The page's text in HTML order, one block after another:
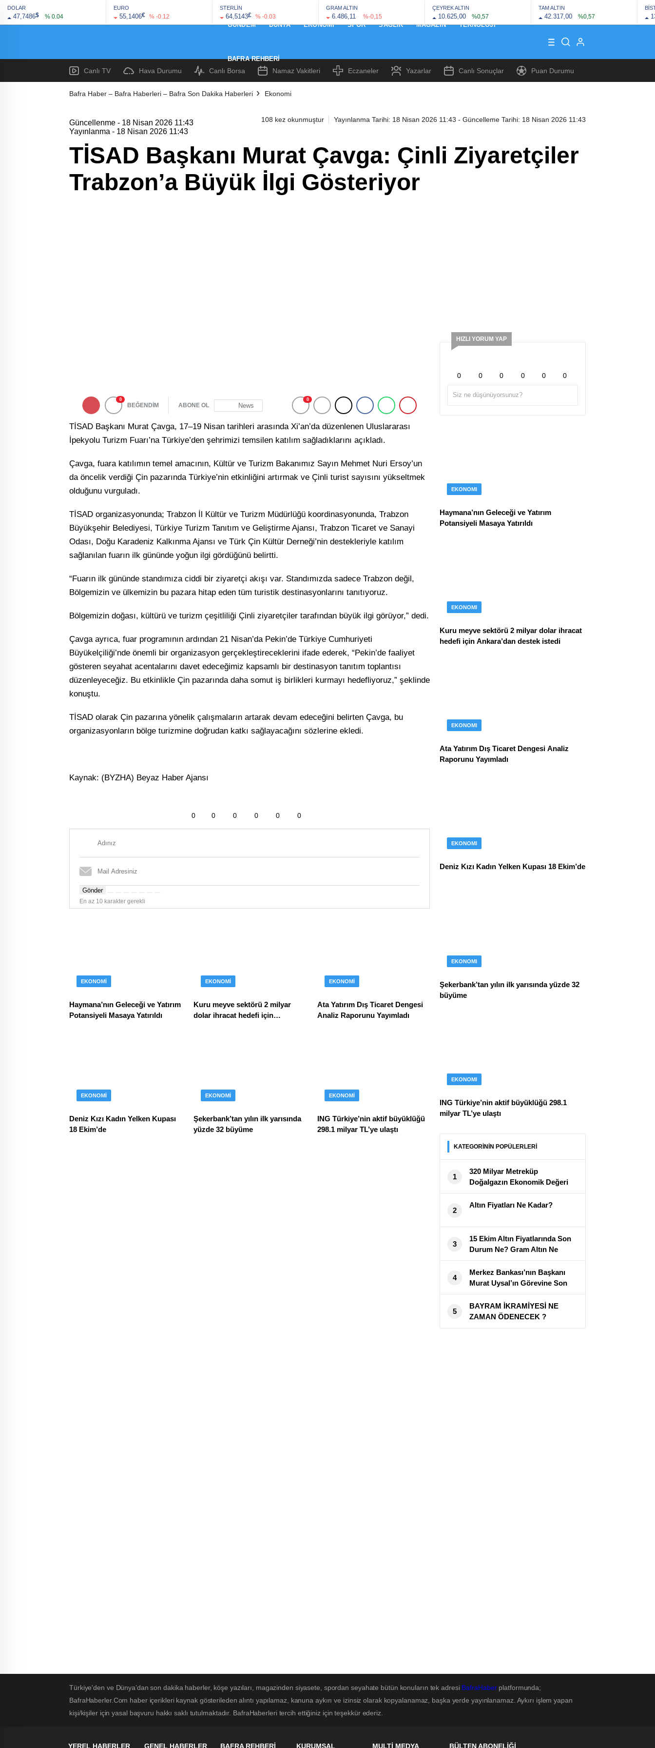
DOLAR
47,7486$ % 0.04
EURO
55,1406€ % -0.12
STERLİN
64,5143£ % -0.03
GRAM ALTIN
6.486,11 %-0,15
ÇEYREK ALTIN
10.625,00 %0,57
TAM ALTIN
42.317,00 %0,57
GÜNDEM
DÜNYA EKONOMI SPOR SAĞLIK MAGAZIN TEKNOLOJI
BAFRA REHBERI
Canlı TV Hava Durumu Canlı Borsa Namaz Vakitleri Eczaneler Yazarlar Canlı Sonuçlar Puan Durumu
Bafra Haber – Bafra Haberleri – Bafra Son Dakika Haberleri Ekonomi
108 kez okunmuştur Yayınlanma Tarihi: 18 Nisan 2026 11:43 - Güncelleme Tarihi: 18 Nisan 2026 11:43
Güncellenme - 18 Nisan 2026 11:43
Yayınlanma - 18 Nisan 2026 11:43
TİSAD Başkanı Murat Çavga: Çinli Ziyaretçiler
Trabzon’a Büyük İlgi Gösteriyor
0
BEĞENDİM ABONE OL News
0
TİSAD Başkanı Murat Çavga, 17–19 Nisan tarihleri arasında Xi’an’da düzenlenen Uluslararası
İpekyolu Turizm Fuarı’na Türkiye’den şehrimizi temsilen katılım sağladıklarını açıkladı.
Çavga, fuara katılımın temel amacının, Kültür ve Turizm Bakanımız Sayın Mehmet Nuri Ersoy’un
da öncelik verdiği Çin pazarında Türkiye’nin etkinliğini artırmak ve Çinli turist sayısını yükseltmek
olduğunu vurguladı.
TİSAD organizasyonunda; Trabzon İl Kültür ve Turizm Müdürlüğü koordinasyonunda, Trabzon
Büyükşehir Belediyesi, Türkiye Turizm Tanıtım ve Geliştirme Ajansı, Trabzon Ticaret ve Sanayi
Odası, Doğu Karadeniz Kalkınma Ajansı ve Türk Çin Kültür Derneği’nin destekleriyle katılım
sağlanılan fuarın ilk gününde yoğun ilgi gördüğünü belirtti.
“Fuarın ilk gününde standımıza ciddi bir ziyaretçi akışı var. Standımızda sadece Trabzon değil,
Bölgemizin ve ülkemizin bu pazara hitap eden tüm turistik destinasyonlarını tanıtıyoruz.
Bölgemizin doğası, kültürü ve turizm çeşitliliği Çinli ziyaretçiler tarafından büyük ilgi görüyor,” dedi.
Çavga ayrıca, fuar programının ardından 21 Nisan’da Pekin’de Türkiye Cumhuriyeti
Büyükelçiliği’nde önemli bir organizasyon gerçekleştireceklerini ifade ederek, “Pekin’de faaliyet
gösteren seyahat acentalarını davet edeceğimiz kapsamlı bir destinasyon tanıtım toplantısı
düzenleyeceğiz. Bu etkinlikle Çin pazarında daha somut iş birlikleri kurmayı hedefliyoruz,” şeklinde
konuştu.
TİSAD olarak Çin pazarına yönelik çalışmaların artarak devam edeceğini belirten Çavga, bu
organizasyonların bölge turizmine doğrudan katkı sağlayacağını sözlerine ekledi.
Kaynak: (BYZHA) Beyaz Haber Ajansı
0 0 0 0 0 0
Gönder
En az 10 karakter gerekli
EKONOMI
Haymana’nın Geleceği ve Yatırım
Potansiyeli Masaya Yatırıldı
EKONOMI
Kuru meyve sektörü 2 milyar
dolar ihracat hedefi için
EKONOMI
Ata Yatırım Dış Ticaret Dengesi
Analiz Raporunu Yayımladı
EKONOMI
Deniz Kızı Kadın Yelken Kupası
18 Ekim’de
EKONOMI
Şekerbank’tan yılın ilk yarısında
yüzde 32 büyüme
EKONOMI
ING Türkiye’nin aktif büyüklüğü
298.1 milyar TL’ye ulaştı
HIZLI YORUM YAP
0 0 0 0 0 0
EKONOMI
Haymana’nın Geleceği ve Yatırım
Potansiyeli Masaya Yatırıldı
EKONOMI
Kuru meyve sektörü 2 milyar dolar ihracat
hedefi için Ankara’dan destek istedi
EKONOMI
Ata Yatırım Dış Ticaret Dengesi Analiz
Raporunu Yayımladı
EKONOMI
Deniz Kızı Kadın Yelken Kupası 18 Ekim’de
EKONOMI
Şekerbank’tan yılın ilk yarısında yüzde 32
büyüme
EKONOMI
ING Türkiye’nin aktif büyüklüğü 298.1
milyar TL’ye ulaştı
KATEGORİNİN POPÜLERLERİ
1
320 Milyar Metreküp
Doğalgazın Ekonomik Değeri
Açıklandı
2
Altın Fiyatları Ne Kadar?
3
15 Ekim Altın Fiyatlarında Son
Durum Ne? Gram Altın Ne
Kadar?
4
Merkez Bankası’nın Başkanı
Murat Uysal’ın Görevine Son
Verildi
5
BAYRAM İKRAMİYESİ NE
ZAMAN ÖDENECEK ?
Türkiye'den ve Dünya’dan son dakika haberler, köşe yazıları, magazinden siyasete, spordan seyahate bütün konuların tek adresi BafraHaberplatformunda;
BafraHaberler.Com haber içerikleri kaynak gösterileden alıntı yapılamaz, kanuna aykırı ve izinsiz olarak kopyalanamaz, başka yerde yayınlanamaz. Aykırı işlem yapan
kişi/kişiler için yasal başvuru hakkı saklı tutulmaktadır. BafraHaberleri tercih ettiğiniz için teşekkür ederiz.
YEREL HABERLER GENEL HABERLER BAFRA REHBERİ KURUMSAL MULTİ MEDYA BÜLTEN ABONELİĞİ